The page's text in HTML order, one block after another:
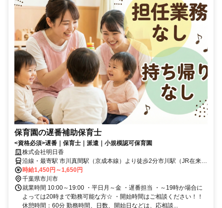
保育園の遅番補助保育士
<資格必須>遅番｜保育士｜派遣｜小規模認可保育園
株式会社明日香
沿線・最寄駅 市川真間駅（京成本線）より徒歩2分市川駅（JR在来
線）より徒歩7分菅野駅（京成本線）より徒歩13分
時給1,450円～1,650円
千葉県市川市
就業時間 10:00～19:00 ・平日月～金 ・遅番担当 ・～19時か場合に
よっては20時まで勤務可能な方☆ ・開始時間はご相談ください！！
休憩時間：60分 勤務時間、日数、開始日などは、応相談...